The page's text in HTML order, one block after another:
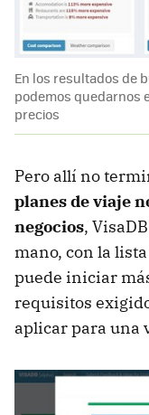
En los resultados de
podemos quedarnos
precios
Pero allí no
planes de viaje
negocios,
mano, con la
puede iniciar
requisitos
aplicar para una